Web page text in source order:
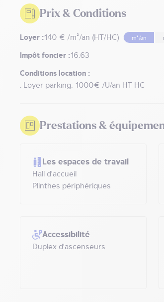
Prix & Conditions
Loyer :140 € /m²/an (HT/HC) m²/an
Impôt foncier :16.63
Conditions location :
. Loyer parking: 1000€ /U/an HT HC
Prestations &
Les espaces de travail
Hall d'accueil
Plinthes périphériques
Accessibilité
Duplex d'ascenseurs